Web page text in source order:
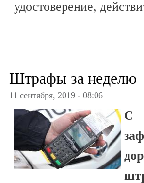
удостоверение,
Штрафы за неделю
11 сентября, 2019 - 08:06
С